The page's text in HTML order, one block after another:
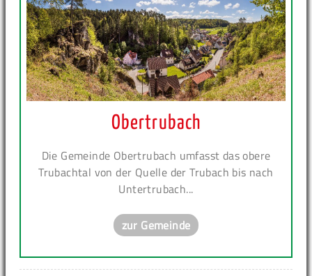
Obertrubach
Die Gemeinde Obertrubach umfasst das obere
Trubachtal von der Quelle der Trubach bis nach
Untertrubach...
zur Gemeinde